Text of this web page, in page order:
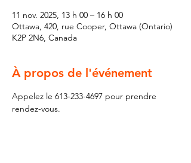
11 nov. 2025, 13 h 00 – 16 h 00
Ottawa, 420, rue Cooper, Ottawa (Ontario)
K2P 2N6, Canada
À propos de l'événement
Appelez le 613-233-4697 pour prendre
rendez-vous.